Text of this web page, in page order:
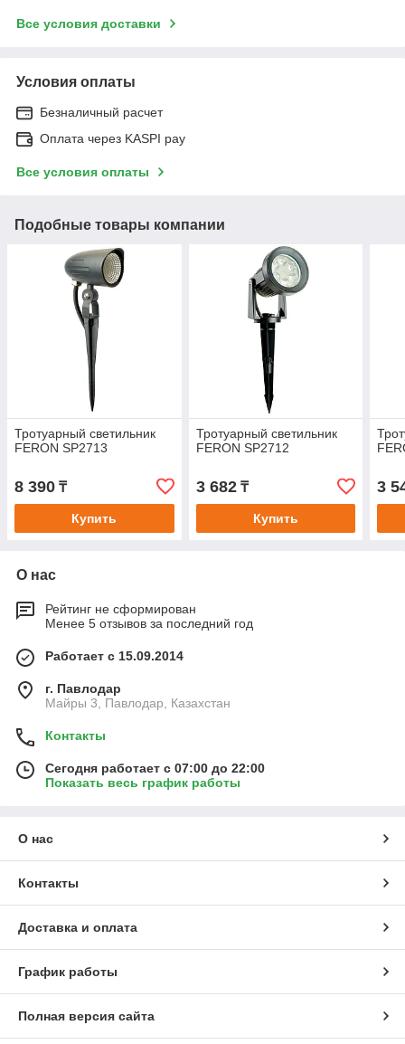
Все условия доставки
Условия оплаты
Безналичный расчет
Оплата через KASPI pay
Все условия оплаты
Подобные товары компании
Тротуарный светильник
FERON SP2713
8 390 ₸
Купить
Тротуарный светильник
FERON SP2712
3 682₸
Купить
3
О нас
Рейтинг не сформирован
Менее 5 отзывов за последний год
Работает с 15.09.2014
г. Павлодар
Майры 3, Павлодар, Казахстан
Контакты
Сегодня работает с 07:00 до 22:00
Показать весь график работы
О нас
Контакты
Доставка и оплата
График работы
Полная версия сайта